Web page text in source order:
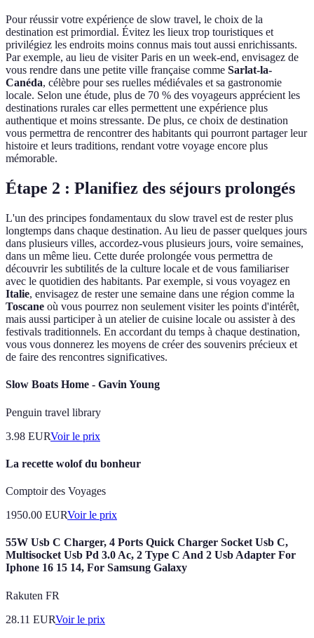
Pour réussir votre expérience de slow travel, le choix de la
destination est primordial. Évitez les lieux trop touristiques et
privilégiez les endroits moins connus mais tout aussi enrichissants.
Par exemple, au lieu de visiter Paris en un week-end, envisagez de
vous rendre dans une petite ville française comme Sarlat-la-
Canéda, célèbre pour ses ruelles médiévales et sa gastronomie
locale. Selon une étude, plus de 70 % des voyageurs apprécient les
destinations rurales car elles permettent une expérience plus
authentique et moins stressante. De plus, ce choix de destination
vous permettra de rencontrer des habitants qui pourront partager leur
histoire et leurs traditions, rendant votre voyage encore plus
mémorable.
Étape 2 : Planifiez des séjours prolongés
L'un des principes fondamentaux du slow travel est de rester plus
longtemps dans chaque destination. Au lieu de passer quelques jours
dans plusieurs villes, accordez-vous plusieurs jours, voire semaines,
dans un même lieu. Cette durée prolongée vous permettra de
découvrir les subtilités de la culture locale et de vous familiariser
avec le quotidien des habitants. Par exemple, si vous voyagez en
Italie, envisagez de rester une semaine dans une région comme la
Toscane où vous pourrez non seulement visiter les points d'intérêt,
mais aussi participer à un atelier de cuisine locale ou assister à des
festivals traditionnels. En accordant du temps à chaque destination,
vous vous donnerez les moyens de créer des souvenirs précieux et
de faire des rencontres significatives.
Slow Boats Home - Gavin Young
Penguin travel library
3.98 EURVoir le prix
La recette wolof du bonheur
Comptoir des Voyages
1950.00 EURVoir le prix
55W Usb C Charger, 4 Ports Quick Charger Socket Usb C,
Multisocket Usb Pd 3.0 Ac, 2 Type C And 2 Usb Adapter For
Iphone 16 15 14, For Samsung Galaxy
Rakuten FR
28.11 EURVoir le prix